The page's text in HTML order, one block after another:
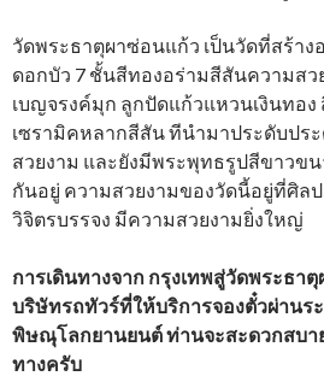
วัดพระธาตุผาซ่อนแก้ว เป็นวัดที่สร้าง
ดอกบัว 7 ชั้นสีทองอร่ามสีสันความสว
เบญจรงค์มุก ลูกปัดแก้วแหวนเงินทอง
เซรามิคหลากสีสัน ทีนำมาประดับปร
สวยงาม และยังมีพระพุทธรูปสีขาวข
กันอยู่ ความสวยงามของวัดนี้อยู่ที่ศิล
วิจิตรบรรจง มีความสวยงามยิ่งใหญ่
การเดินทางจาก กรุงเทพสู่วัดพระธา
บริษัทรถทัวร์ที่ให้บริการจองตั๋วผ่านร
พิษณุโลกยานยนต์ ท่านจะสะดวกสบา
ทางครับ